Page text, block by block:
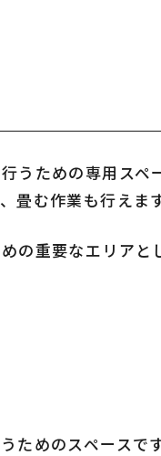
うための専用スペ
畳む作業も行えます
の重要なエリアと
ためのスペースで